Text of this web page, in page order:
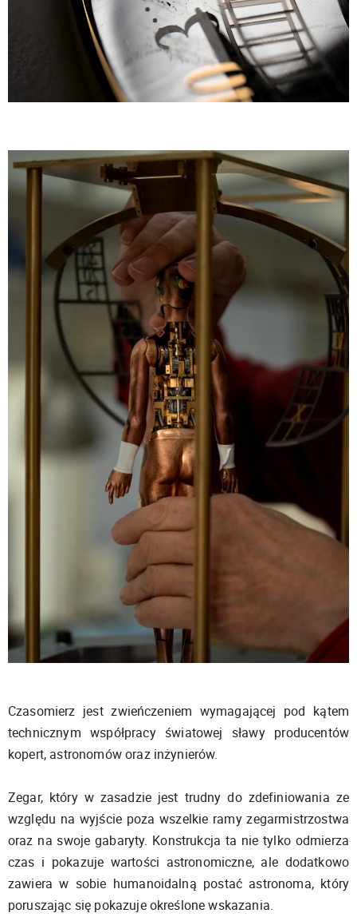
Czasomierz jest zwieńczeniem wymagającej pod kątem
technicznym współpracy światowej sławy producentów
kopert, astronomów oraz inżynierów.
Zegar, który w zasadzie jest trudny do zdefiniowania ze
względu na wyjście poza wszelkie ramy zegarmistrzostwa
oraz na swoje gabaryty. Konstrukcja ta nie tylko odmierza
czas i pokazuje wartości astronomiczne, ale dodatkowo
zawiera w sobie humanoidalną postać astronoma, który
poruszając się pokazuje określone wskazania.